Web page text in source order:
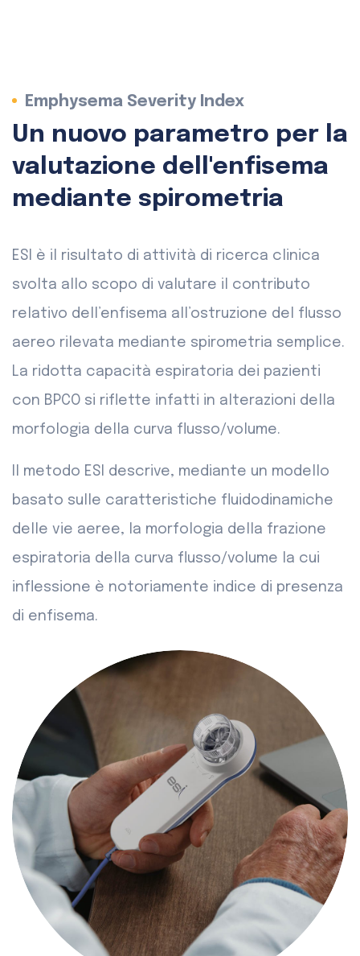
Emphysema Severity Index
Un nuovo parametro per la
valutazione dell'enfisema
mediante spirometria
ESI è il risultato di attività di ricerca clinica
svolta allo scopo di valutare il contributo
relativo dell’enfisema all’ostruzione del flusso
aereo rilevata mediante spirometria semplice.
La ridotta capacità espiratoria dei pazienti
con BPCO si riflette infatti in alterazioni della
morfologia della curva flusso/volume.
Il metodo ESI descrive, mediante un modello
basato sulle caratteristiche fluidodinamiche
delle vie aeree, la morfologia della frazione
espiratoria della curva flusso/volume la cui
inflessione è notoriamente indice di presenza
di enfisema.